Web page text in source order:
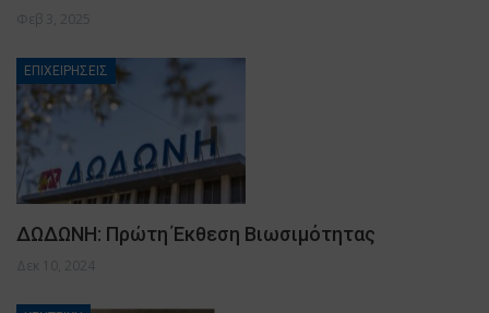
Φεβ 3, 2025
ΕΠΙΧΕΙΡΗΣΕΙΣ
ΔΩΔΩΝΗ: Πρώτη Έκθεση Βιωσιμότητας
Δεκ 10, 2024